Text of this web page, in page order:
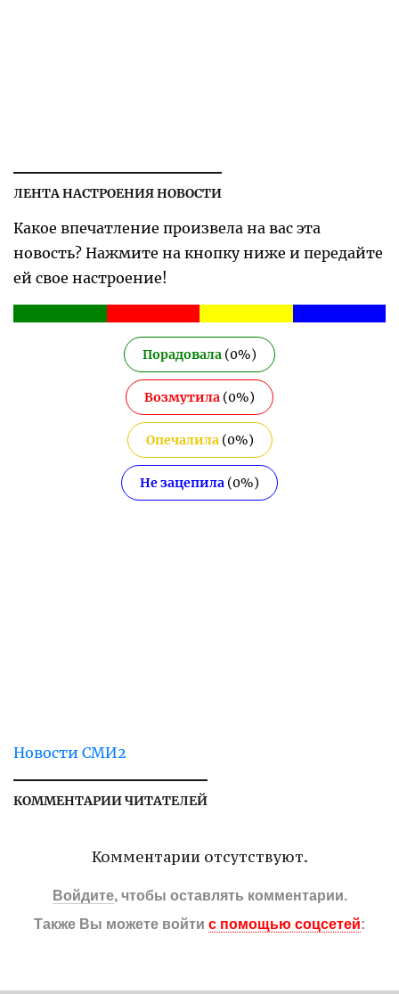
ЛЕНТА НАСТРОЕНИЯ НОВОСТИ
Какое впечатление произвела на вас эта
новость? Нажмите на кнопку ниже и передайте
ей свое настроение!
Порадовала (0%)
Возмутила (0%)
Опечалила(0%)
Не зацепила (0%)
Новости СМИ2
КОММЕНТАРИИ ЧИТАТЕЛЕЙ
Комментарии отсутствуют.
Войдите, чтобы оставлять комментарии.
Также Вы можете войти с помощью соцсетей: